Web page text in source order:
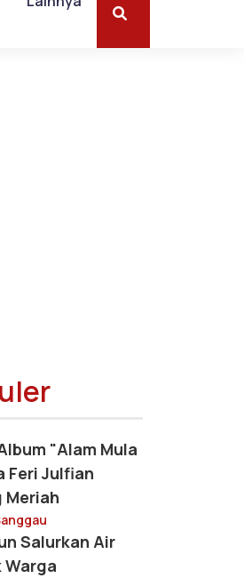
"Alam Mula
Feri Julfian
Meriah
Salurkan Air
Warga